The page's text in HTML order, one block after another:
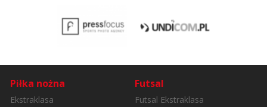
Piłka nożna
Ekstraklasa
Futsal
Futsal Ekstraklasa